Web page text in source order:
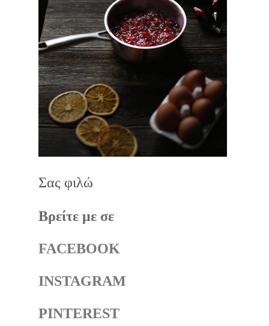
Σας φιλώ
Βρείτε με σε
FACEBOOK
INSTAGRAM
PINTEREST